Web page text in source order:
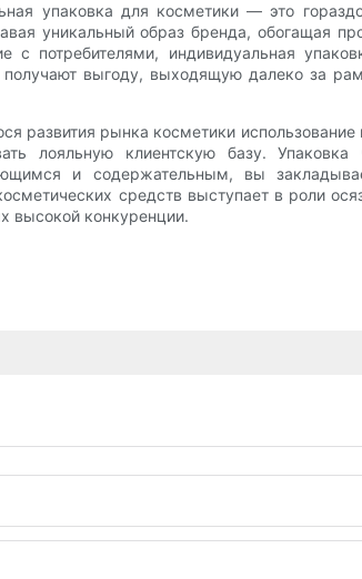
упаковка для косметики — это
уникальный образ бренда, обогащая
с потребителями, индивидуальная
выгоду, выходящую далеко за
развития рынка косметики
лояльную клиентскую базу.
и содержательным, вы
средств выступает в роли
высокой конкуренции.